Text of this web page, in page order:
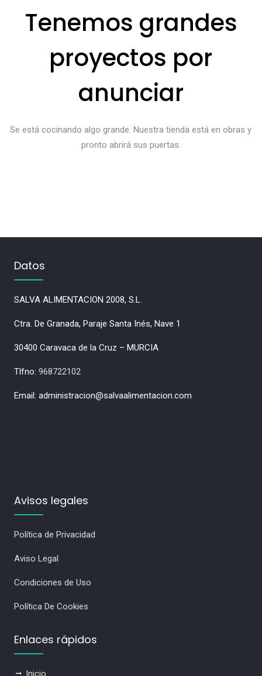
Tenemos grandes
proyectos por
anunciar
Se está cocinando algo grande. Nuestra tienda está en obras y
pronto abrirá sus puertas.
Datos
SALVA ALIMENTACION 2008, S.L.
Ctra. De Granada, Paraje Santa Inés, Nave 1
30400 Caravaca de la Cruz – MURCIA
Tlfno: 968722102
Email: administracion@salvaalimentacion.com
Avisos legales
Política de Privacidad
Aviso Legal
Condiciones de Uso
Política De Cookies
Enlaces rápidos
Inicio